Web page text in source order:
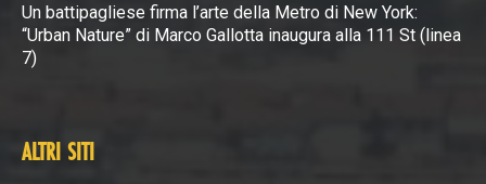
Un battipagliese firma l’arte della Metro di New York:
“Urban Nature” di Marco Gallotta inaugura alla 111 St (linea
7)
ALTRI SITI